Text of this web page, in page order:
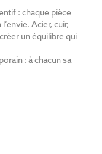
: chaque pièce
Acier, cuir,
un équilibre qui
: à chacun sa